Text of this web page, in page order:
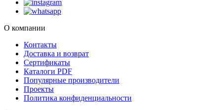
О компании
Контакты
Доставка и возврат
Сертификаты
Каталоги PDF
Популярные производители
Проекты
Политика конфиденциальности